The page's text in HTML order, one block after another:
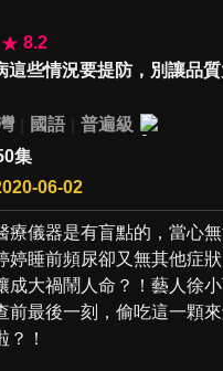
8.2
這些情況要提防，別讓品
國語
普遍級
集
06-02
療儀器是有盲點的，當心
婷睡前頻尿卻又無其他症
成大禍鬧人命？！藝人徐
前最後一刻，偷吃這一顆
？！